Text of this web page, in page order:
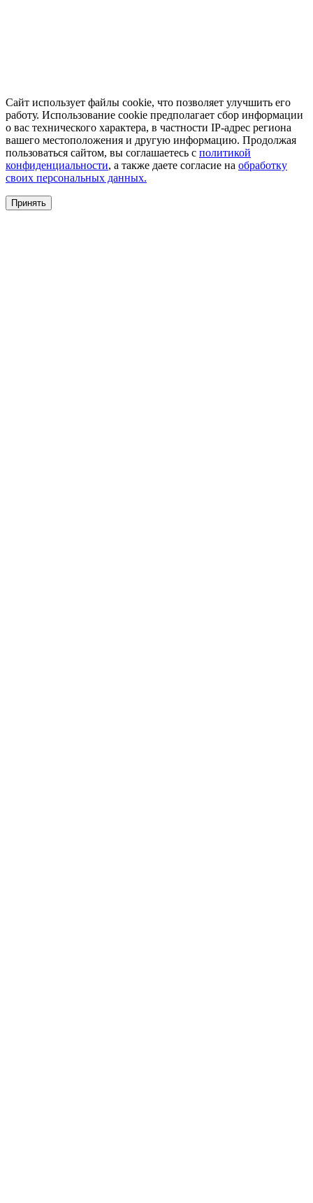
Сайт использует файлы cookie, что позволяет улучшить его
работу. Использование cookie предполагает сбор информации
о вас технического характера, в частности IP-адрес региона
вашего местоположения и другую информацию. Продолжая
пользоваться сайтом, вы соглашаетесь с политикой
конфиденциальности, а также даете согласие на обработку
своих персональных данных.
Принять